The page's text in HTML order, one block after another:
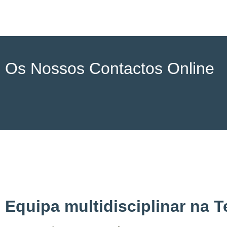
Os Nossos Contactos Online
Equipa multidisciplinar na